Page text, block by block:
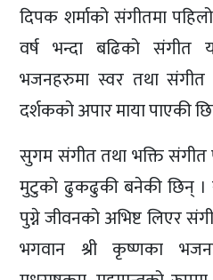
दिपक शर्माको संगीतमा
वर्ष भन्दा बढिको संगीत
भजनहरुमा स्वर तथा संगीत
दर्शकको अपार माया पाएकी
सुगम संगीत तथा भक्ति संगीत
मुटुको ढुकढुकी बनेकी छिन् ।
पुग्ने जीवनको अभिष्ट लिएर
भगवान श्री कृष्णका